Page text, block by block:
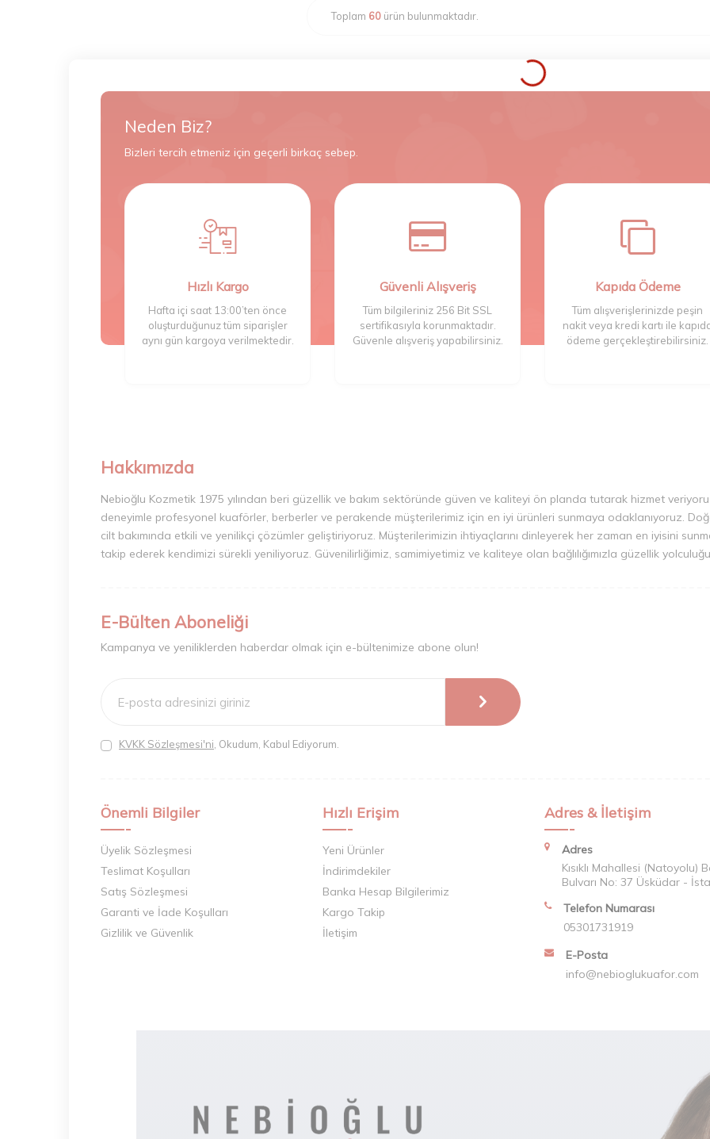
Toplam 60 ürün bulunmaktadır.
Neden Biz?
Bizleri tercih etmeniz için geçerli birkaç sebep.
Hızlı Kargo
Hafta içi saat 13:00’ten önce
oluşturduğunuz tüm siparişler
aynı gün kargoya verilmektedir.
Güvenli Alışveriş
Tüm bilgileriniz 256 Bit SSL
sertifikasıyla korunmaktadır.
Güvenle alışveriş yapabilirsiniz.
Kapıda Ödeme
Tüm alışverişlerinizde peşin
nakit veya kredi kartı ile
ödeme gerçekleştirebilirsiniz.
Hakkımızda
Nebioğlu Kozmetik 1975 yılından beri güzellik ve bakım sektöründe güven ve kaliteyi ön planda tutarak hizmet
deneyimle profesyonel kuaförler, berberler ve perakende müşterilerimiz için en iyi ürünleri sunmaya odaklanıyoruz.
cilt bakımında etkili ve yenilikçi çözümler geliştiriyoruz. Müşterilerimizin ihtiyaçlarını dinleyerek her zaman en iyisini
takip ederek kendimizi sürekli yeniliyoruz. Güvenilirliğimiz, samimiyetimiz ve kaliteye olan bağlılığımızla güzellik
E-Bülten Aboneliği
Kampanya ve yeniliklerden haberdar olmak için e-bültenimize abone olun!
KVKK Sözleşmesi'ni , Okudum, Kabul Ediyorum.
Önemli Bilgiler
Üyelik Sözleşmesi
Teslimat Koşulları
Satış Sözleşmesi
Garanti ve İade Koşulları
Gizlilik ve Güvenlik
Hızlı Erişim
Yeni Ürünler
İndirimdekiler
Banka Hesap Bilgilerimiz
Kargo Takip
İletişim
Adres & İletişim
Adres
Kısıklı Mahallesi (Natoyolu)
Bulvarı No: 37 Üsküdar -
Telefon Numarası
05301731919
E-Posta
info@nebioglukuafor.com